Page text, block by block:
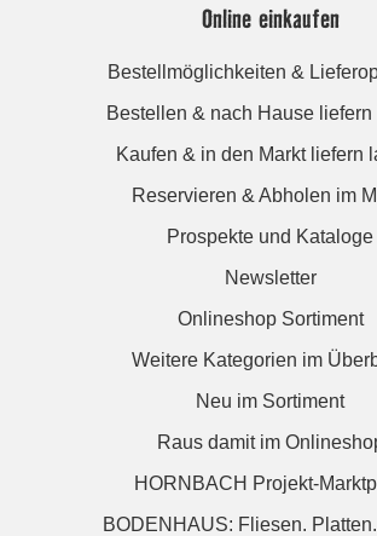
Online einkaufen
Bestellmöglichkeiten &
Bestellen & nach Hause liefern
Kaufen & in den Markt liefern
Reservieren & Abholen im
Prospekte und Kataloge
Newsletter
Onlineshop Sortiment
Weitere Kategorien im
Neu im Sortiment
Raus damit im
HORNBACH Projekt-
BODENHAUS: Fliesen.